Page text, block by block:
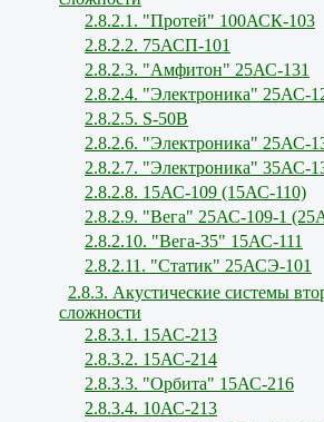
2.8.2.1. "Протей" 100АСК-103
2.8.2.2. 75АСП-101
2.8.2.3. "Амфитон" 25АС-131
2.8.2.4. "Электроника" 25АС-
2.8.2.5. S-50В
2.8.2.6. "Электроника" 25АС-
2.8.2.7. "Электроника" 35АС-
2.8.2.8. 15АС-109 (15АС-110)
2.8.2.9. "Вега" 25АС-109-1
2.8.2.10. "Вега-35" 15АС-111
2.8.2.11. "Статик" 25АСЭ-101
2.8.3. Акустические системы
сложности
2.8.3.1. 15АС-213
2.8.3.2. 15АС-214
2.8.3.3. "Орбита" 15АС-216
2.8.3.4. 10АС-213